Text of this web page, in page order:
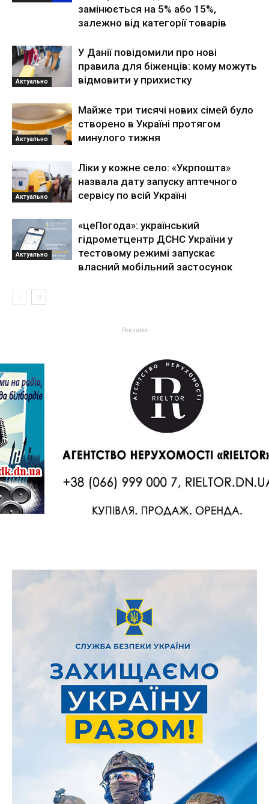
замінюється на 5% або 15%,
залежно від категорії товарів
Актуально
У Данії повідомили про нові
правила для біженців: кому можуть
відмовити у прихистку
Актуально
Майже три тисячі нових сімей було
створено в Україні протягом
минулого тижня
Актуально
Ліки у кожне село: «Укрпошта»
назвала дату запуску аптечного
сервісу по всій Україні
Актуально
«цеПогода»: український
гідрометцентр ДСНС України у
тестовому режимі запускає
власний мобільний застосунок
- Реклама -